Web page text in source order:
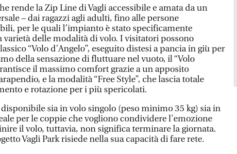
rende la Zip Line di Vagli accessibile e amata da un
– dai ragazzi agli adulti, fino alle persone
per le quali l’impianto è stato specificamente
varietà delle modalità di volo. I visitatori possono
“Volo d’Angelo”, eseguito distesi a pancia in giù per
della sensazione di fluttuare nel vuoto, il “Volo
il massimo comfort grazie a un apposito
e la modalità “Free Style”, che lascia totale
e rotazione per i più spericolati.
sia in volo singolo (peso minimo 35 kg) sia in
per le coppie che vogliono condividere l’emozione
il volo, tuttavia, non significa terminare la giornata.
Vagli Park risiede nella sua capacità di fare rete.